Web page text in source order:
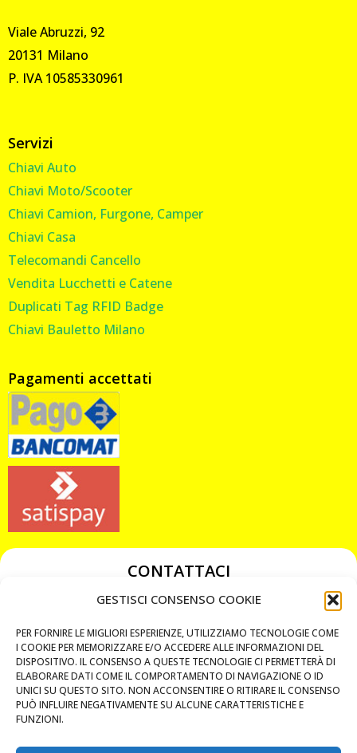
GESTISCI CONSENSO COOKIE
PER FORNIRE LE MIGLIORI ESPERIENZE, UTILIZZIAMO TECNOLOGIE COME
I COOKIE PER MEMORIZZARE E/O ACCEDERE ALLE INFORMAZIONI DEL
DISPOSITIVO. IL CONSENSO A QUESTE TECNOLOGIE CI PERMETTERÀ DI
ELABORARE DATI COME IL COMPORTAMENTO DI NAVIGAZIONE O ID
UNICI SU QUESTO SITO. NON ACCONSENTIRE O RITIRARE IL CONSENSO
PUÒ INFLUIRE NEGATIVAMENTE SU ALCUNE CARATTERISTICHE E
FUNZIONI.
Viale Abruzzi, 92
20131 Milano
P. IVA 10585330961
Servizi
Chiavi Auto
Chiavi Moto/Scooter
Chiavi Camion, Furgone, Camper
Chiavi Casa
Telecomandi Cancello
Vendita Lucchetti e Catene
Duplicati Tag RFID Badge
Chiavi Bauletto Milano
Pagamenti accettati
CONTATTACI
349 3863811
chiavicodificate@gmail.com
Privacy Policy
Cookie Policy